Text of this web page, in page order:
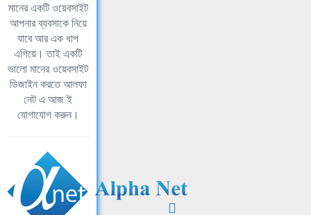
মানের একটি ওয়েবসাইট
আপনার ব্যবসাকে নিয়ে
যাবে আর এক ধাপ
এগিয়ে। তাই একটি
ভালো মানের ওয়েবসাইট
ডিজাইন করতে আলফা
নেট এ আজ ই
যোগাযোগ করুন।